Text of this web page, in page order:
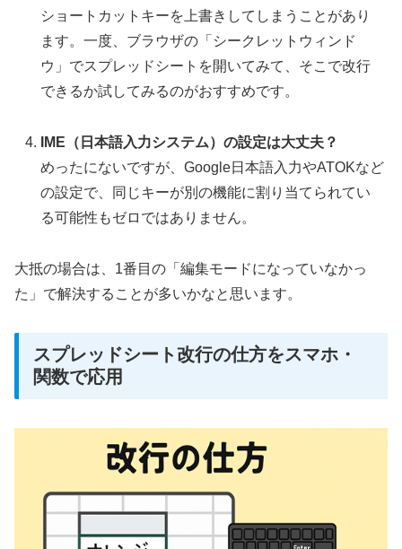
ショートカットキーを上書きしてしまうことがあり
ます。一度、ブラウザの「シークレットウィンド
ウ」でスプレッドシートを開いてみて、そこで改行
できるか試してみるのがおすすめです。
IME（日本語入力システム）の設定は大丈夫？
めったにないですが、Google日本語入力やATOKなど
の設定で、同じキーが別の機能に割り当てられてい
る可能性もゼロではありません。
大抵の場合は、1番目の「編集モードになっていなかっ
た」で解決することが多いかなと思います。
スプレッドシート改行の仕方をスマホ・
関数で応用